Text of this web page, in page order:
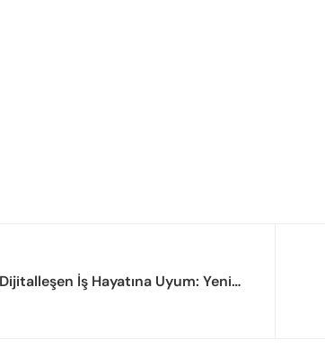
İş Hayatına Uyum: Yeni
Beklentiler” Adlı Çevrim İçi